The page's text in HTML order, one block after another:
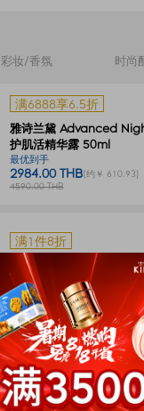
彩妆/香氛 时尚
满6888享6.5折
雅诗兰黛 Advanced
护肌活精华露 50ml
最优到手
2984.00 THB(约￥ 610.93)
4590.00 THB
满1件8折
Propoliz 蜂胶口腔喷剂
最优到手
120.00 THB(约￥ 24.57)
150.00 THB
满1件8折
CHATRAMUE泰国手标